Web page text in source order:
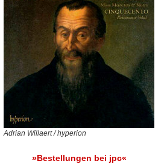
Adrian Willaert / hyperion
»Bestellungen bei jpc«